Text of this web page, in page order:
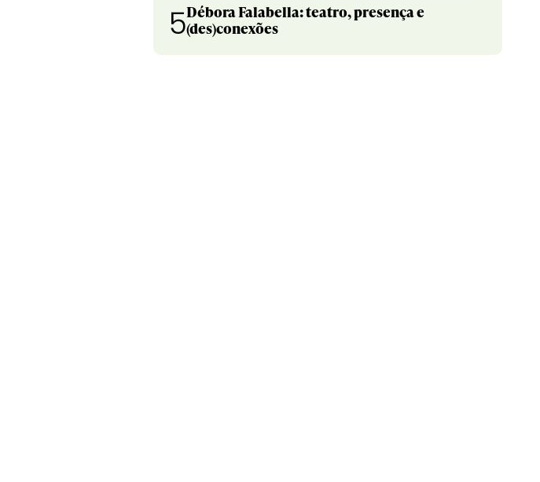
5Débora Falabella: teatro, presença e
(des)conexões